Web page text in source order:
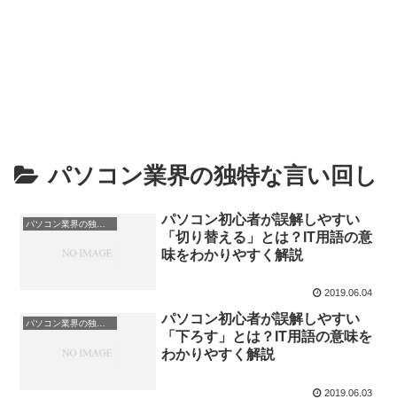
パソコン業界の独特な言い回し
パソコン初心者が誤解しやすい
「切り替える」とは？IT用語の意
味をわかりやすく解説
2019.06.04
パソコン業界の独特な言い回し
パソコン初心者が誤解しやすい
「下ろす」とは？IT用語の意味を
わかりやすく解説
2019.06.03